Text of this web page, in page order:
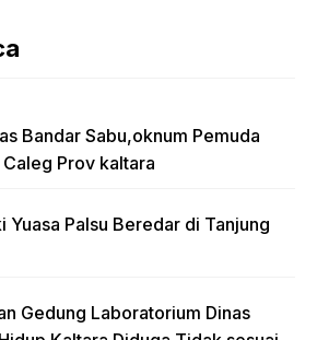
Bandar Sabu,oknum Pemuda
Prov kaltara
Yuasa Palsu Beredar di Tanjung
Gedung Laboratorium Dinas